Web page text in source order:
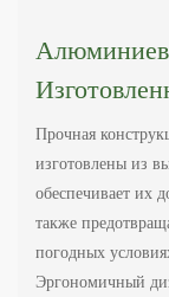
Прочная
изготовлены из
обеспечивает их
также
погодных
Эргономичный